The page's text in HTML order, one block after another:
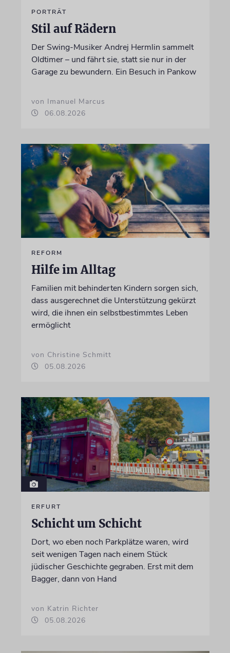
PORTRÄT
Stil auf Rädern
Der Swing-Musiker Andrej Hermlin sammelt
Oldtimer – und fährt sie, statt sie nur in der
Garage zu bewundern. Ein Besuch in Pankow
von Imanuel Marcus
06.08.2026
REFORM
Hilfe im Alltag
Familien mit behinderten Kindern sorgen sich,
dass ausgerechnet die Unterstützung gekürzt
wird, die ihnen ein selbstbestimmtes Leben
ermöglicht
von Christine Schmitt
05.08.2026
ERFURT
Schicht um Schicht
Dort, wo eben noch Parkplätze waren, wird
seit wenigen Tagen nach einem Stück
jüdischer Geschichte gegraben. Erst mit dem
Bagger, dann von Hand
von Katrin Richter
05.08.2026